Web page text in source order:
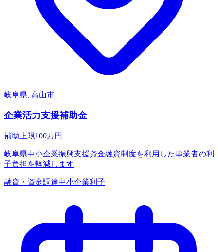
岐阜県, 高山市
企業活力支援補助金
補助上限100万円
岐阜県中小企業振興支援資金融資制度を利用した事業者の利
子負担を軽減します
融資・資金調達中小企業利子